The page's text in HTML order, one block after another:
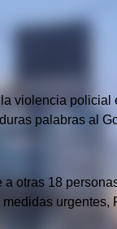
violencia
palabras al
otras 18